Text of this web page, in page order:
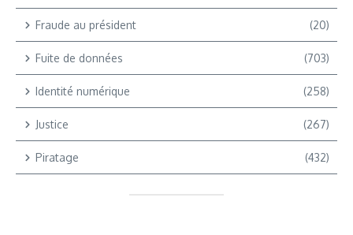
Fraude au président (20)
Fuite de données (703)
Identité numérique (258)
Justice (267)
Piratage (432)